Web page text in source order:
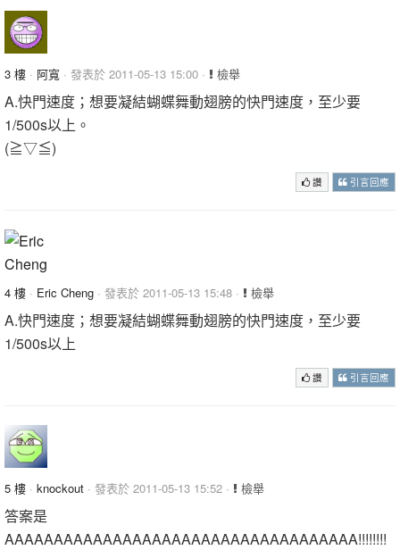
3 樓 · 阿寬 · 發表於 2011-05-13 15:00 · 檢舉
A.快門速度；想要凝結蝴蝶舞動翅膀的快門速度，至少要
1/500s以上。
(≧▽≦)
讚 引言回應
4 樓 · Eric Cheng · 發表於 2011-05-13 15:48 · 檢舉
A.快門速度；想要凝結蝴蝶舞動翅膀的快門速度，至少要
1/500s以上
讚 引言回應
5 樓 · knockout · 發表於 2011-05-13 15:52 · 檢舉
答案是
AAAAAAAAAAAAAAAAAAAAAAAAAAAAAAAAAAAA!!!!!!!!